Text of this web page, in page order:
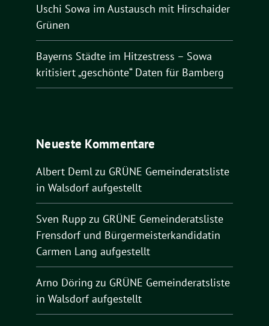
Uschi Sowa im Austausch mit Hirschaider
Grünen
Bayerns Städte im Hitzestress – Sowa
kritisiert „geschönte“ Daten für Bamberg
Neueste Kommentare
Albert Demlzu GRÜNE Gemeinderatsliste
in Walsdorf aufgestellt
Sven Rupp zu GRÜNE Gemeinderatsliste
Frensdorf und Bürgermeisterkandidatin
Carmen Lang aufgestellt
Arno Döring zu GRÜNE Gemeinderatsliste
in Walsdorf aufgestellt